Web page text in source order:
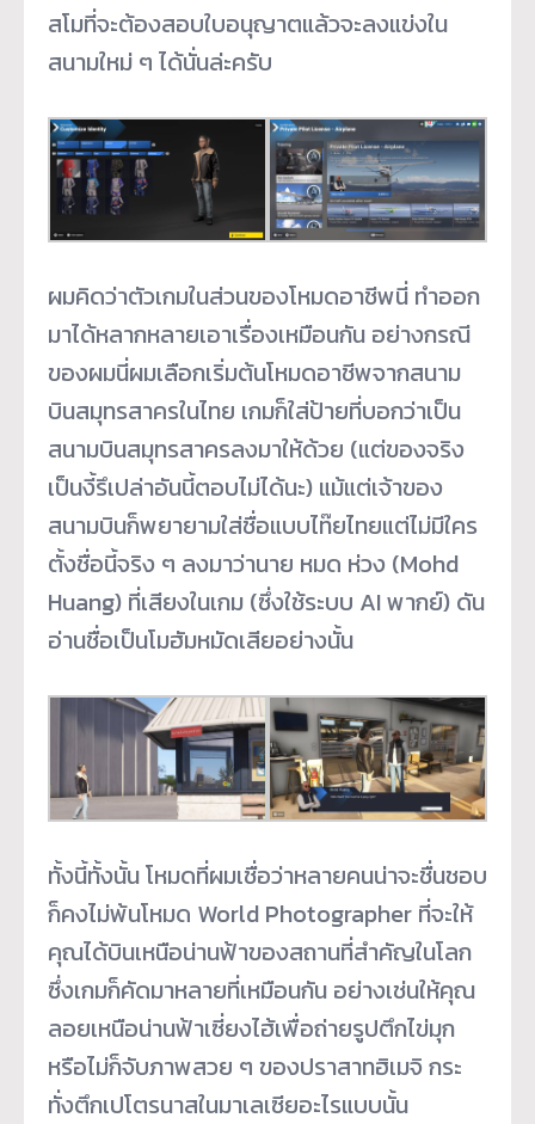
สโมที่จะต้องสอบใบอนุญาตแล้วจะลงแข่งใน
สนามใหม่ ๆ ได้นั่นล่ะครับ
ผมคิดว่าตัวเกมในส่วนของโหมดอาชีพนี่ ทำออก
มาได้หลากหลายเอาเรื่องเหมือนกัน อย่างกรณี
ของผมนี่ผมเลือกเริ่มต้นโหมดอาชีพจากสนาม
บินสมุทรสาครในไทย เกมก็ใส่ป้ายที่บอกว่าเป็น
สนามบินสมุทรสาครลงมาให้ด้วย (แต่ของจริง
เป็นงี้รึเปล่าอันนี้ตอบไม่ได้นะ) แม้แต่เจ้าของ
สนามบินก็พยายามใส่ชื่อแบบไท๊ยไทยแต่ไม่มีใคร
ตั้งชื่อนี้จริง ๆ ลงมาว่านาย หมด ห่วง (Mohd
Huang) ที่เสียงในเกม (ซึ่งใช้ระบบ AI พากย์) ดัน
อ่านชื่อเป็นโมฮัมหมัดเสียอย่างนั้น
ทั้งนี้ทั้งนั้น โหมดที่ผมเชื่อว่าหลายคนน่าจะชื่นชอบ
ก็คงไม่พ้นโหมด World Photographer ที่จะให้
คุณได้บินเหนือน่านฟ้าของสถานที่สำคัญในโลก
ซึ่งเกมก็คัดมาหลายที่เหมือนกัน อย่างเช่นให้คุณ
ลอยเหนือน่านฟ้าเซี่ยงไฮ้เพื่อถ่ายรูปตึกไข่มุก
หรือไม่ก็จับภาพสวย ๆ ของปราสาทฮิเมจิ กระ
ทั่งตึกเปโตรนาสในมาเลเซียอะไรแบบนั้น